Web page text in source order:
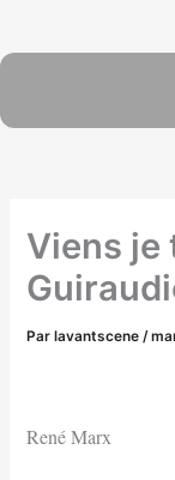
contenu
Viens je
Parlavantscene /
René Marx